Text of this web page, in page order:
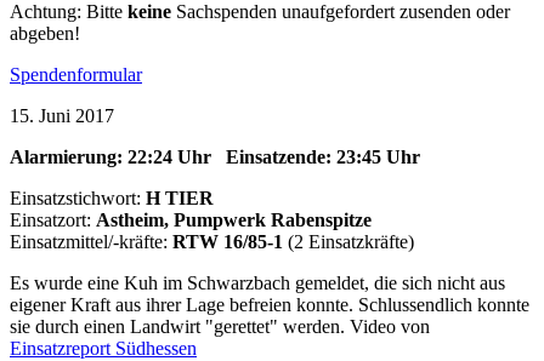
Achtung: Bitte keine Sachspenden unaufgefordert zusenden oder
abgeben!
Spendenformular
15. Juni 2017
Alarmierung: 22:24 Uhr Einsatzende: 23:45 Uhr
Einsatzstichwort: H TIER
Einsatzort: Astheim, Pumpwerk Rabenspitze
Einsatzmittel/-kräfte: RTW 16/85-1 (2 Einsatzkräfte)
Es wurde eine Kuh im Schwarzbach gemeldet, die sich nicht aus
eigener Kraft aus ihrer Lage befreien konnte. Schlussendlich konnte
sie durch einen Landwirt "gerettet" werden. Video von
Einsatzreport Südhessen